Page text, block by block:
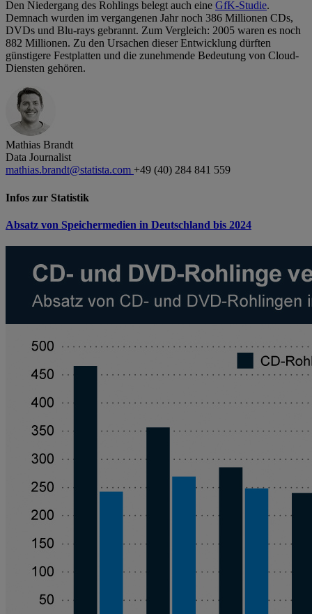
Den Niedergang des Rohlings belegt auch eine GfK-Studie.
Demnach wurden im vergangenen Jahr noch 386 Millionen CDs,
DVDs und Blu-rays gebrannt. Zum Vergleich: 2005 waren es noch
882 Millionen. Zu den Ursachen dieser Entwicklung dürften
günstigere Festplatten und die zunehmende Bedeutung von Cloud-
Diensten gehören.
Mathias Brandt
Data Journalist
mathias.brandt@statista.com +49 (40) 284 841 559
Infos zur Statistik
Absatz von Speichermedien in Deutschland bis 2024